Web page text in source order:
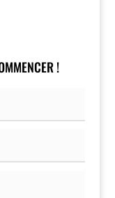
!